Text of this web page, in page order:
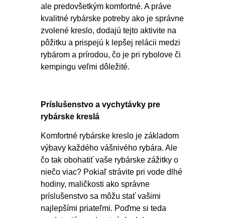
ale predovšetkým komfortné. A práve
kvalitné rybárske potreby ako je správne
zvolené kreslo, dodajú tejto aktivite na
pôžitku a prispejú k lepšej relácii medzi
rybárom a prírodou, čo je pri rybolove či
kempingu veľmi dôležité.
Príslušenstvo a vychytávky pre
rybárske kreslá
Komfortné rybárske kreslo je základom
výbavy každého vášnivého rybára. Ale
čo tak obohatiť vaše rybárske zážitky o
niečo viac? Pokiaľ strávite pri vode dlhé
hodiny, maličkosti ako správne
príslušenstvo sa môžu stať vašimi
najlepšími priateľmi. Poďme si teda